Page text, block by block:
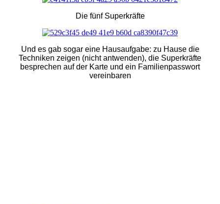
Die fünf Superkräfte
Und es gab sogar eine Hausaufgabe: zu Hause die
Techniken zeigen (nicht antwenden), die Superkräfte
besprechen auf der Karte und ein Familienpasswort
vereinbaren